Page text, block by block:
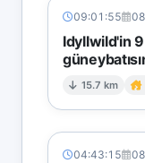
09:01:55
Idyllwild'in
15.7 km
04:43:15